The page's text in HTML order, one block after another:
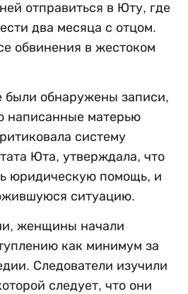
отправиться в Юту, где
два месяца с отцом.
обвинения в жестоком
были обнаружены записи,
написанные матерью
систему
Юта, утверждала, что
юридическую помощь, и
ситуацию.
женщины начали
как минимум за
Следователи изучили
следует, что они